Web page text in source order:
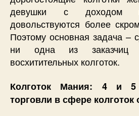
девушки с доходом
довольствуются более
Поэтому основная задача –
ни одна из
восхитительных колготок.
Колготок Мания: 4 и
торговли в сфере колготок